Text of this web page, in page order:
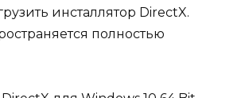
инсталлятор DirectX.
полностью